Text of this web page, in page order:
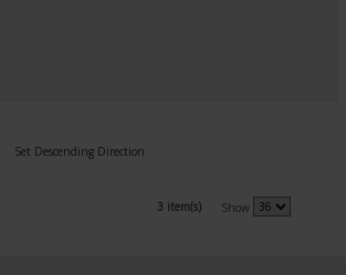
Set Descending Direction
3 item(s) Show